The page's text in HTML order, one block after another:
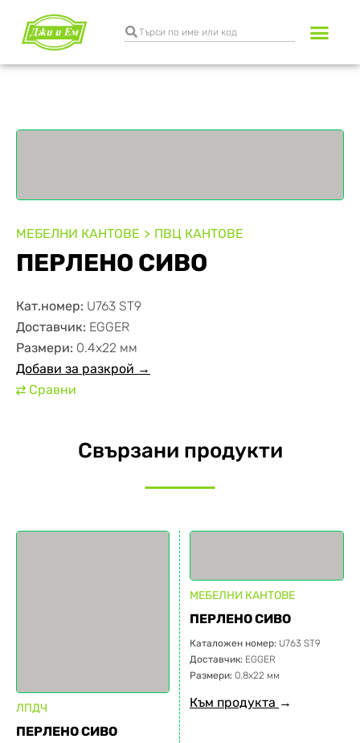
МЕБЕЛНИ КАНТОВЕ ПВЦ КАНТОВЕ
ПЕРЛЕНО СИВО
Кат.номер: U763 ST9
Доставчик: EGGER
Размери: 0.4х22 мм
Добави за разкрой →
⇄ Сравни
Свързани продукти
ЛПДЧ
ПЕРЛЕНО СИВО
МЕБЕЛНИ КАНТОВЕ
ПЕРЛЕНО СИВО
Каталожен номер: U763 ST9
Доставчик: EGGER
Размери: 0.8х22 мм
Към продукта →